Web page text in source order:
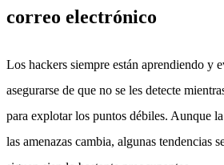
correo electrónico
Los hackers siempre están aprendiendo y
asegurarse de que no se les detecte
para explotar los puntos débiles. Aunque
las amenazas cambia, algunas tendencias